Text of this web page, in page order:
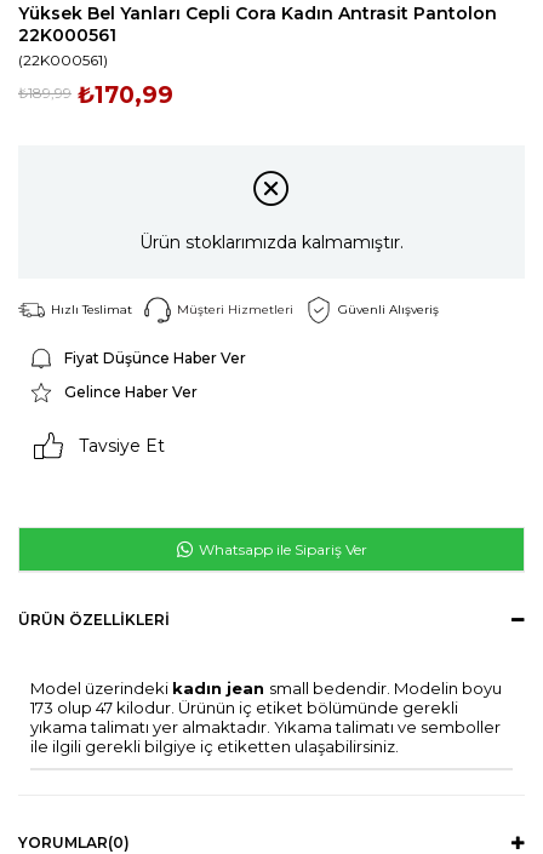
Yüksek Bel Yanları Cepli Cora Kadın Antrasit Pantolon
22K000561
(22K000561)
₺189,99 ₺170,99
Ürün stoklarımızda kalmamıştır.
Hızlı Teslimat Müşteri Hizmetleri Güvenli Alışveriş
Fiyat Düşünce Haber Ver
Gelince Haber Ver
Tavsiye Et
Whatsapp ile Sipariş Ver
ÜRÜN ÖZELLIKLERI
Model üzerindeki kadın jean small bedendir. Modelin boyu
173 olup 47 kilodur. Ürünün iç etiket bölümünde gerekli
yıkama talimatı yer almaktadır. Yıkama talimatı ve semboller
ile ilgili gerekli bilgiye iç etiketten ulaşabilirsiniz.
YORUMLAR(0)